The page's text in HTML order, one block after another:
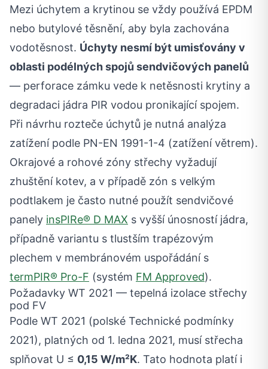
Mezi úchytem a krytinou se vždy používá EPDM
nebo butylové těsnění, aby byla zachována
vodotěsnost. Úchyty nesmí být umisťovány v
oblasti podélných spojů sendvičových panelů
— perforace zámku vede k netěsnosti krytiny a
degradaci jádra PIR vodou pronikající spojem.
Při návrhu rozteče úchytů je nutná analýza
zatížení podle PN-EN 1991-1-4 (zatížení větrem).
Okrajové a rohové zóny střechy vyžadují
zhuštění kotev, a v případě zón s velkým
podtlakem je často nutné použít sendvičové
panely insPIRe® D MAX s vyšší únosností jádra,
případně variantu s tlustším trapézovým
plechem v membránovém uspořádání s
termPIR® Pro-F (systém FM Approved).
Požadavky WT 2021 — tepelná izolace střechy
pod FV
Podle WT 2021 (polské Technické podmínky
2021), platných od 1. ledna 2021, musí střecha
splňovat U ≤ 0,15 W/m²K. Tato hodnota platí i